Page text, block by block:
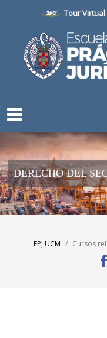
Tour Virtual
DERECHO DEL
EPJ UCM Cursos